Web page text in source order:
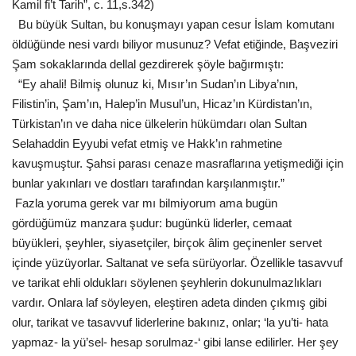
Kamil fi’t Tarih”, c. 11,s.342)
Bu büyük Sultan, bu konuşmayı yapan cesur İslam komutanı
öldüğünde nesi vardı biliyor musunuz? Vefat etiğinde, Başveziri
Şam sokaklarında dellal gezdirerek şöyle bağırmıştı:
“Ey ahali! Bilmiş olunuz ki, Mısır’ın Sudan’ın Libya’nın,
Filistin’in, Şam’ın, Halep’in Musul’un, Hicaz’ın Kürdistan’ın,
Türkistan’ın ve daha nice ülkelerin hükümdarı olan Sultan
Selahaddin Eyyubi vefat etmiş ve Hakk’ın rahmetine
kavuşmuştur. Şahsi parası cenaze masraflarına yetişmediği için
bunlar yakınları ve dostları tarafından karşılanmıştır.”
Fazla yoruma gerek var mı bilmiyorum ama bugün
gördüğümüz manzara şudur: bugünkü liderler, cemaat
büyükleri, şeyhler, siyasetçiler, birçok âlim geçinenler servet
içinde yüzüyorlar. Saltanat ve sefa sürüyorlar. Özellikle tasavvuf
ve tarikat ehli oldukları söylenen şeyhlerin dokunulmazlıkları
vardır. Onlara laf söyleyen, eleştiren adeta dinden çıkmış gibi
olur, tarikat ve tasavvuf liderlerine bakınız, onlar; ‘la yu’ti- hata
yapmaz- la yü’sel- hesap sorulmaz-‘ gibi lanse edilirler. Her şey